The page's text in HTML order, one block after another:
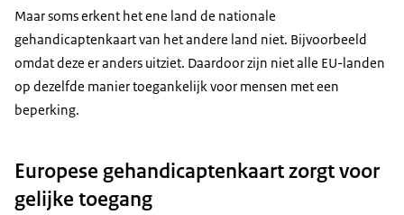
Maar soms erkent het ene land de nationale
gehandicaptenkaart van het andere land niet. Bijvoorbeeld
omdat deze er anders uitziet. Daardoor zijn niet alle EU-landen
op dezelfde manier toegankelijk voor mensen met een
beperking.
Europese gehandicaptenkaart zorgt voor
gelijke toegang